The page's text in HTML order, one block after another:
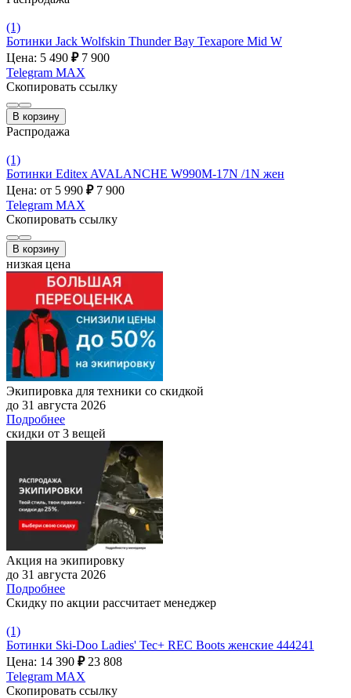
(1)
Ботинки Jack Wolfskin Thunder Bay Texapore Mid W
Цена: 5 490 ₽ 7 900
Telegram MAX
Скопировать ссылку
В корзину
Распродажа
(1)
Ботинки Editex AVALANCHE W990M-17N /1N жен
Цена: от 5 990 ₽ 7 900
Telegram MAX
Скопировать ссылку
В корзину
низкая цена
Экипировка для техники со скидкой
до 31 августа 2026
Подробнее
скидки от 3 вещей
Акция на экипировку
до 31 августа 2026
Подробнее
Скидку по акции рассчитает менеджер
(1)
Ботинки Ski-Doo Ladies' Tec+ REC Boots женские 444241
Цена: 14 390 ₽ 23 808
Telegram MAX
Скопировать ссылку